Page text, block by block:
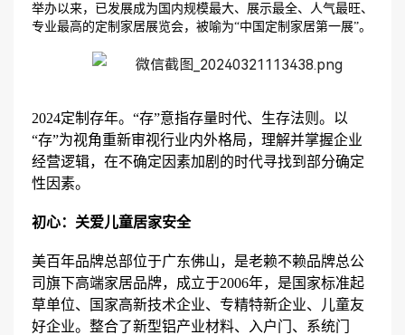
举办以来，已发展成为国内规模最大、展示最全、人气最旺、
专业最高的定制家居展览会，被喻为“中国定制家居第一展”。
2024定制存年。“存”意指存量时代、生存法则。以
“存”为视角重新审视行业内外格局，理解并掌握企业
经营逻辑，在不确定因素加剧的时代寻找到部分确定
性因素。
初心：关爱儿童居家安全
美百年品牌总部位于广东佛山，是老赖不赖品牌总公
司旗下高端家居品牌，成立于2006年，是国家标准起
草单位、国家高新技术企业、专精特新企业、儿童友
好企业。整合了新型铝产业材料、入户门、系统门